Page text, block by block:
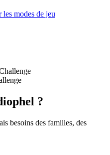
modes de jeu
?
besoins des familles, des